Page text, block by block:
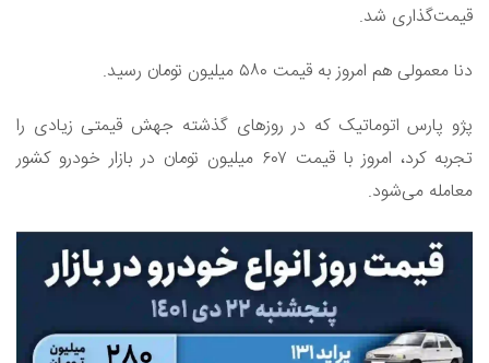
قیمت‌گذاری شد.
دنا معمولی هم امروز به قیمت ۵۸۰ میلیون تومان رسید.
پژو پارس اتوماتیک که در روزهای گذشته جهش قیمتی زیادی را
تجربه کرد، امروز با قیمت ۶۰۷ میلیون تومان در بازار خودرو کشور
معامله می‌شود.